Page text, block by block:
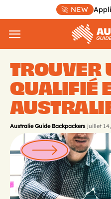
🚀 NEW
TROUVER
QUALIFIÉ
Australie Guide Backpackers juillet